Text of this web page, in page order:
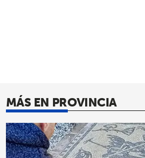
MÁS EN PROVINCIA